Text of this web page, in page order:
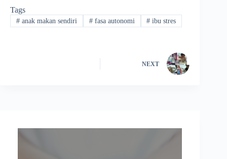
Tags
#anak makan sendiri #fasa autonomi # ibu stres
NEXT